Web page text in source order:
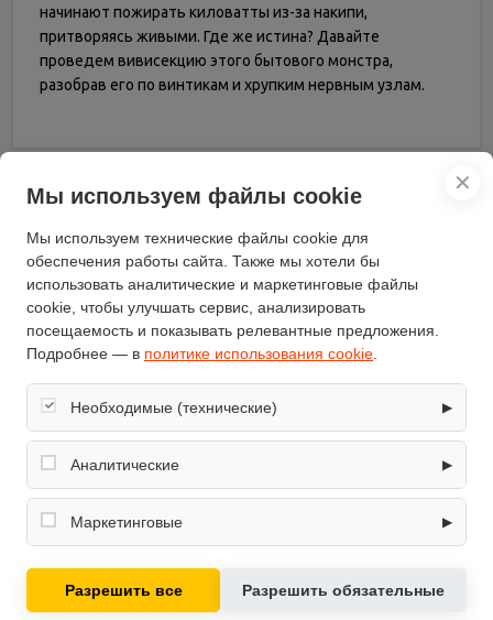
начинают пожирать киловатты из-за накипи,
притворяясь живыми. Где же истина? Давайте
проведем вивисекцию этого бытового монстра,
разобрав его по винтикам и хрупким нервным узлам.
Холодильник + морозилка в одном корпусе
или два отдельных модуля?
✕
Мы используем файлы cookie
Мы используем технические файлы cookie для
обеспечения работы сайта. Также мы хотели бы
использовать аналитические и маркетинговые файлы
cookie, чтобы улучшать сервис, анализировать
посещаемость и показывать релевантные предложения.
Подробнее — в политике использования cookie
Необходимые (технические) ▶
Обеспечивают корректную работу сайта: оформление
заказа, корзина, вход в личный кабинет. Без них основные
Аналитические ▶
Собирают обезличенную информацию о посещениях и
использовании сайта (например, счётчики аналитики),
Маркетинговые ▶
предложений на основе ваших интересов.
Разрешить все Разрешить обязательные